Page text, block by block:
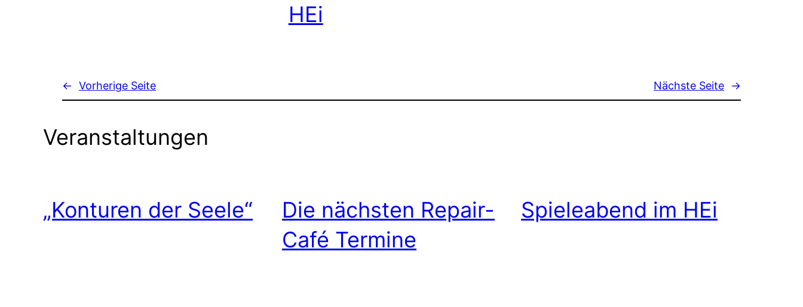
HEi
← Vorherige Seite Nächste Seite →
Veranstaltungen
„Konturen der Seele“
Die nächsten Repair-
Café Termine
Spieleabend im HEi